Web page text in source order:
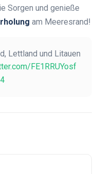
Sorgen und genieße
am Meeresrand!
Lettland und Litauen
FE1RRUYosf